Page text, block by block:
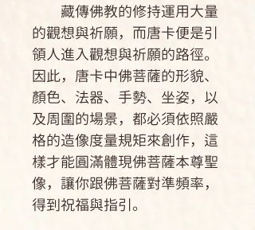
藏傳佛教的修持運用大量
的觀想與祈願，而唐卡便是引
領人進入觀想與祈願的路徑。
因此，唐卡中佛菩薩的形貌、
顏色、法器、手勢、坐姿，以
及周圍的場景，都必須依照嚴
格的造像度量規矩來創作，這
樣才能圓滿體現佛菩薩本尊聖
像，讓你跟佛菩薩對準頻率，
得到祝福與指引。